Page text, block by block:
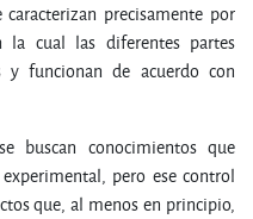
precisamente por
la cual las diferentes partes
y funcionan de acuerdo con
buscan conocimientos que
pero ese control
que, al menos en principio,